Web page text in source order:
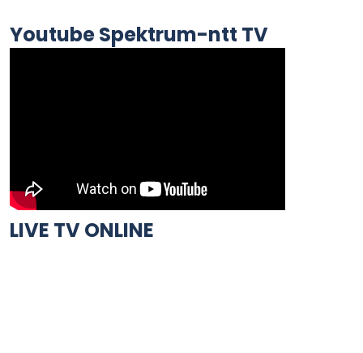
Youtube Spektrum-ntt TV
LIVE TV ONLINE